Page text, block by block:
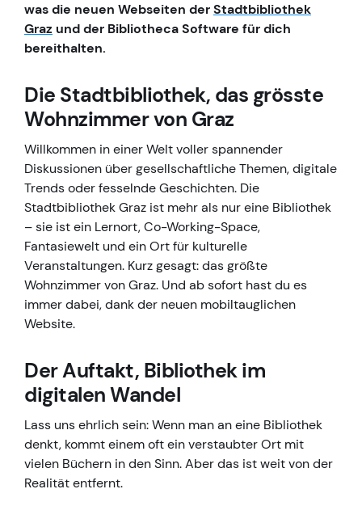
was die neuen Webseiten derStadtbibliothek
Graz und der Bibliotheca Software für dich
bereithalten.
Die Stadtbibliothek, das grösste
Wohnzimmer von Graz
Willkommen in einer Welt voller spannender
Diskussionen über gesellschaftliche Themen, digitale
Trends oder fesselnde Geschichten. Die
Stadtbibliothek Graz ist mehr als nur eine Bibliothek
– sie ist ein Lernort, Co-Working-Space,
Fantasiewelt und ein Ort für kulturelle
Veranstaltungen. Kurz gesagt: das größte
Wohnzimmer von Graz. Und ab sofort hast du es
immer dabei, dank der neuen mobiltauglichen
Website.
Der Auftakt, Bibliothek im
digitalen Wandel
Lass uns ehrlich sein: Wenn man an eine Bibliothek
denkt, kommt einem oft ein verstaubter Ort mit
vielen Büchern in den Sinn. Aber das ist weit von der
Realität entfernt.